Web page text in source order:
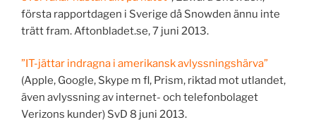
första rapportdagen i Sverige då Snowden ännu inte
trätt fram. Aftonbladet.se, 7 juni 2013.
”IT-jättar indragna i amerikansk avlyssningshärva”
(Apple, Google, Skype m fl, Prism, riktad mot utlandet,
även avlyssning av internet- och telefonbolaget
Verizons kunder) SvD 8 juni 2013.